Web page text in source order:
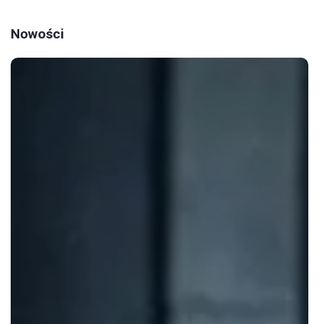
Nowości